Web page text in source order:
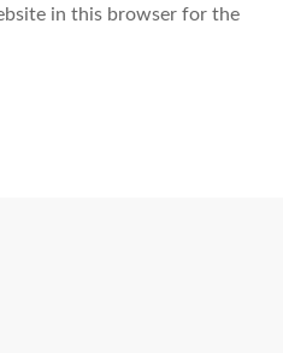
in this browser for the